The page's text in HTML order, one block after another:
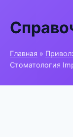
Главная »
Стоматология